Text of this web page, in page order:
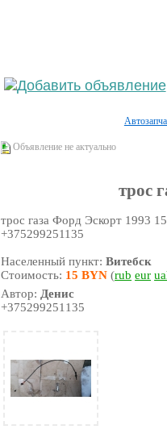
Объявление не актуально
трос
трос газа Форд Эскорт 1993
+375299251135
Населенный пункт:Витебск
Стоимость: 15 BYN (rub eur
Автор: Денис
+375299251135